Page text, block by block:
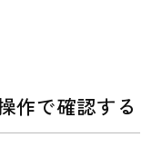
作で確認する